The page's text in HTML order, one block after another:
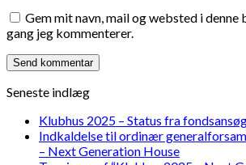
Gem mit navn, mail og websted i
gang jeg kommenterer.
Seneste indlæg
Klubhus 2025 – Status fra
Indkaldelse til ordinær
– Next Generation House